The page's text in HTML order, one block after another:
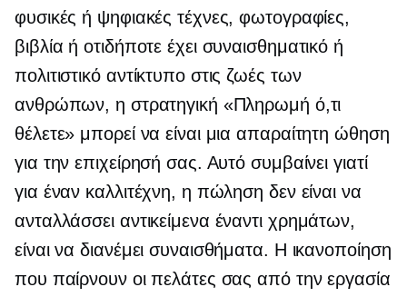
φυσικές ή ψηφιακές τέχνες, φωτογραφίες,
βιβλία ή οτιδήποτε έχει συναισθηματικό ή
πολιτιστικό αντίκτυπο στις ζωές των
ανθρώπων, η στρατηγική «Πληρωμή ό,τι
θέλετε» μπορεί να είναι μια απαραίτητη ώθηση
για την επιχείρησή σας. Αυτό συμβαίνει γιατί
για έναν καλλιτέχνη, η πώληση δεν είναι να
ανταλλάσσει αντικείμενα έναντι χρημάτων,
είναι να διανέμει συναισθήματα. Η ικανοποίηση
που παίρνουν οι πελάτες σας από την εργασία